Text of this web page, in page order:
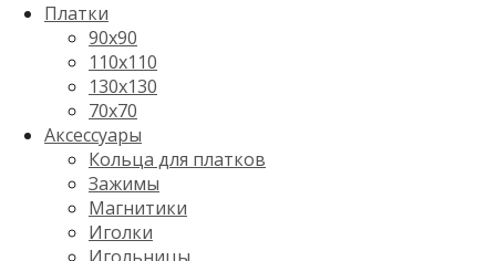
Платки
90x90
110x110
130x130
70х70
Аксессуары
Кольца для платков
Зажимы
Магнитики
Иголки